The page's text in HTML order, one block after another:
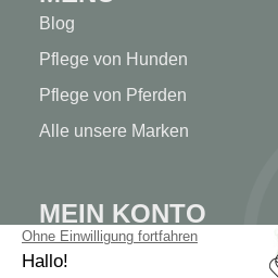
Blog
Pflege von Hunden
Pflege von Pferden
Alle unsere Marken
MEIN KONTO
Mein Konto